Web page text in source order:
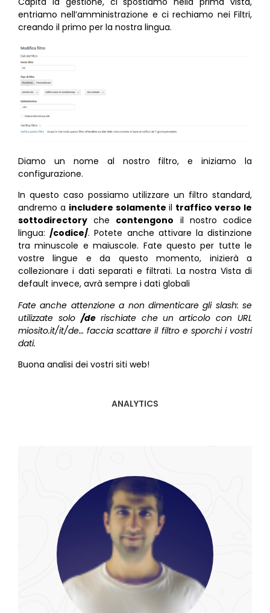
entriamo nell’amministrazione e ci rechiamo nei Filtri,
creando il primo per la nostra lingua.
Diamo un nome al nostro filtro, e iniziamo la
configurazione.
In questo caso possiamo utilizzare un filtro standard,
andremo a includere solamente il traffico verso le
sottodirectory che contengono il nostro codice
lingua:/codice/. Potete anche attivare la distinzione
tra minuscole e maiuscole. Fate questo per tutte le
vostre lingue e da questo momento, inizierà a
collezionare i dati separati e filtrati. La nostra Vista di
default invece, avrà sempre i dati globali
Fate anche attenzione a non dimenticare gli slash: se
utilizzate solo /de rischiate che un articolo con URL
miosito.it/it/de… faccia scattare il filtro e sporchi i vostri
dati.
Buona analisi dei vostri siti web!
ANALYTICS